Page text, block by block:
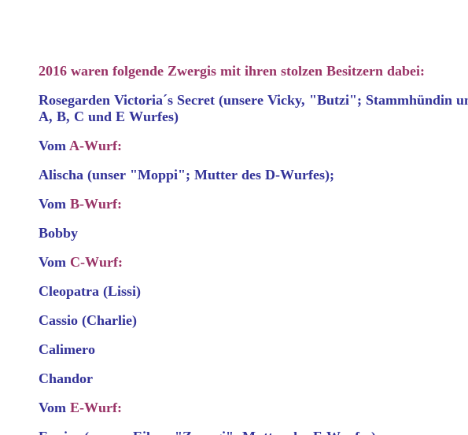
2016 waren folgende Zwergis mit ihren stolzen Besitzern dabei:
Rosegarden Victoria´s Secret (unsere Vicky, "Butzi"; Stammhündin
A, B, C und E Wurfes)
Vom A-Wurf:
Alischa (unser "Moppi"; Mutter des D-Wurfes);
Vom B-Wurf:
Bobby
Vom C-Wurf:
Cleopatra (Lissi)
Cassio (Charlie)
Calimero
Chandor
Vom E-Wurf: